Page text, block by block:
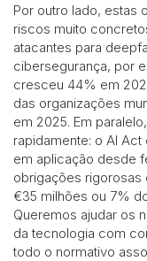
Por outro lado, estas
riscos muito
atacantes para
cibersegurança, por
cresceu 44% em
das organizações
em 2025. Em
rapidamente: o AI
em aplicação desde
obrigações rigorosas
€35 milhões ou 7%
Queremos ajudar os
da tecnologia com
todo o normativo